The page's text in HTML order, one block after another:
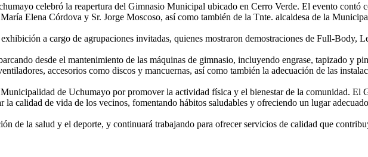
celebró la reapertura del Gimnasio Municipal ubicado en Cerro Verde. El evento contó
Elena Córdova y Sr. Jorge Moscoso, así como también de la Tnte. alcaldesa de la
a cargo de agrupaciones invitadas, quienes mostraron demostraciones de Full-Body,
desde el mantenimiento de las máquinas de gimnasio, incluyendo engrase, tapizado y
accesorios como discos y mancuernas, así como también la adecuación de las
de Uchumayo por promover la actividad física y el bienestar de la comunidad. El
calidad de vida de los vecinos, fomentando hábitos saludables y ofreciendo un lugar
de la salud y el deporte, y continuará trabajando para ofrecer servicios de calidad que